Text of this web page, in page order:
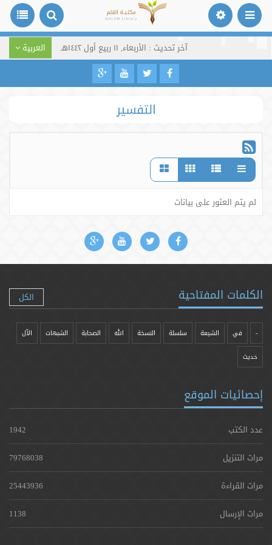
آخر تحديث : الأربعاء, ١١ ربيع أول ١٤٤٢هـ العربية
التفسير
لم يتم العثور على بيانات
الكلمات المفتاحية الكل
- في الشيعة سلسلة النسخة الله الصحابة الشبهات الآل
حدیث
إحصائيات الموقع
عدد الكتب
1942
مرات التنزيل
79768038
مرات القراءة
25443936
مرات الإرسال
1138